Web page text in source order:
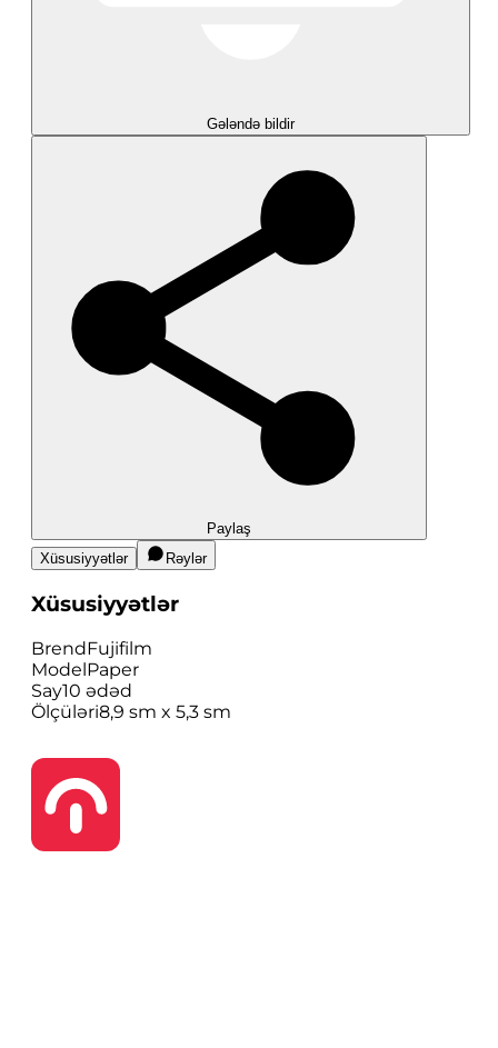
Gələndə bildir
Paylaş
Xüsusiyyətlər
Rəylər
Xüsusiyyətlər
BrendFujifilm
ModelPaper
Say10 ədəd
Ölçüləri8,9 sm x 5,3 sm